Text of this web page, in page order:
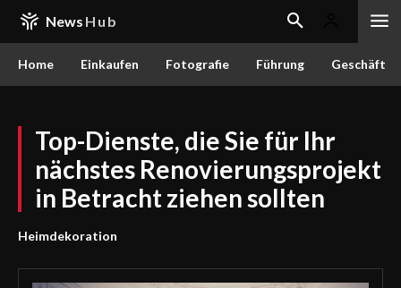
News Hub
Home Einkaufen Fotografie Führung Geschäft
Top-Dienste, die Sie für Ihr
nächstes Renovierungsprojekt
in Betracht ziehen sollten
Heimdekoration